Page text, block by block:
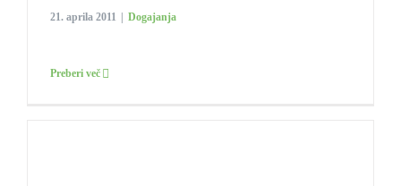
21. aprila 2011 | Dogajanja
Preberi več